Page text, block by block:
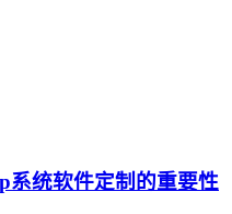
系统软件定制的重要性